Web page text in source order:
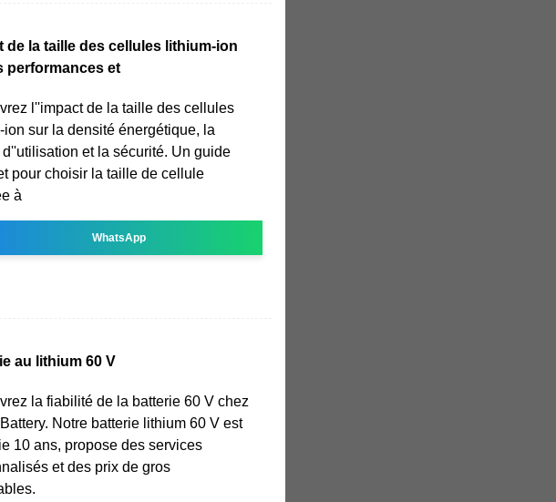
de la taille des cellules lithium-ion
performances et
l''impact de la taille des cellules
ion sur la densité énergétique, la
et la sécurité. Un guide
pour choisir la taille de cellule
à
WhatsApp
au lithium 60 V
la fiabilité de la batterie 60 V chez
Notre batterie lithium 60 V est
10 ans, propose des services
et des prix de gros